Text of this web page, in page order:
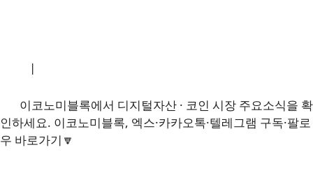
|
이코노미블록에서 디지털자산 · 코인 시장 주요소식을 확
인하세요. 이코노미블록, 엑스·카카오톡·텔레그램 구독·팔로
우 바로가기🔽